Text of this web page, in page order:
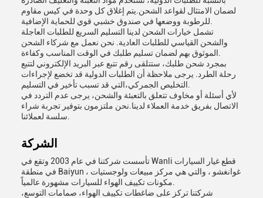
لضمان الامتثال لقواعد الشحن.يتم إغلاق كل وحدة في كيس مقاوم
تشمل خيارات الشحن لدينا التسليم السريع للطلبات العاجلة
والشحن القياسي للطلبات العادية. نحن نعمل مع شركاء الشحن
بمجرد شحن طلبك، ستتلقى رقم تتبع عبر البريد الإلكتروني لتتبع
رحلة الطرد. يرجى ملاحظة أن الطلبات الدولية قد تخضع لإجراءات
لأي أسئلة أو مخاوف تتعلق بالتعبئة والشحن، يرجى عدم التردد في
الاتصال بفريق خدمة العملاء لدينا.نحن ملتزمون بتوفير تجربة شراء
الشركة
تأسست شركتنا في عام 2003 وتقع في Wanli قطع غيار السيارات
في منطقة Baiyun ، غوانغشو ، والتي هي مركز مبيعات ولوجستيات
شركتنا تركز على ضاغطات تكييف الهواء، صمامات التوسع،